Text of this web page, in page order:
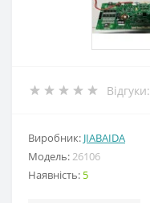
Відгуки:
Виробник: JIABAIDA
Модель:26106
Наявність: 5